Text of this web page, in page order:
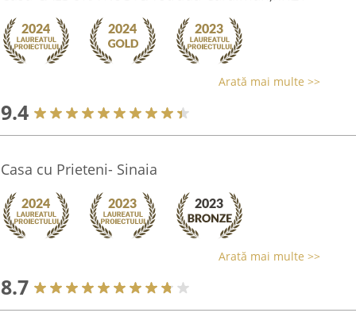
Arată mai multe >>
9.4
Casa cu Prieteni- Sinaia
Arată mai multe >>
8.7